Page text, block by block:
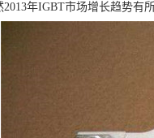
2013年IGBT市场增长趋势有